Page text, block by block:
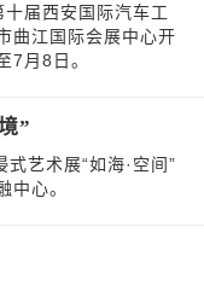
届西安国际汽车工
曲江国际会展中心开
7月8日。
”
艺术展“如海·空间”
中心。